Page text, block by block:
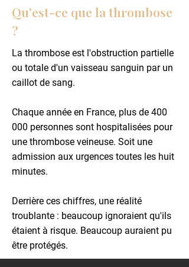
Qu'est-ce que la thrombose
?
La thrombose est l'obstruction partielle
ou totale d'un vaisseau sanguin par un
caillot de sang.
Chaque année en France, plus de 400
000 personnes sont hospitalisées pour
une thrombose veineuse. Soit une
admission aux urgences toutes les huit
minutes.
Derrière ces chiffres, une réalité
troublante : beaucoup ignoraient qu'ils
étaient à risque. Beaucoup auraient pu
être protégés.